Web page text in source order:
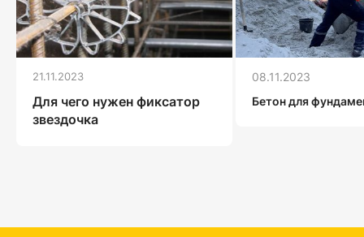
21.11.2023
Для чего нужен фиксатор
звездочка
08.11.2023
Бетон для